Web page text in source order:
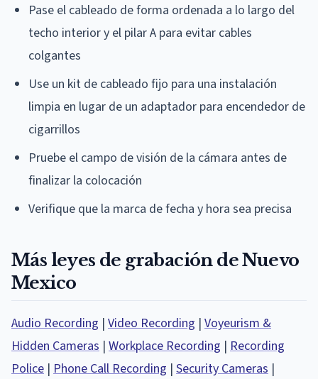
Pase el cableado de forma ordenada a lo largo del
techo interior y el pilar A para evitar cables
colgantes
Use un kit de cableado fijo para una instalación
limpia en lugar de un adaptador para encendedor de
cigarrillos
Pruebe el campo de visión de la cámara antes de
finalizar la colocación
Verifique que la marca de fecha y hora sea precisa
Más leyes de grabación de Nuevo
Mexico
Audio Recording | Video Recording | Voyeurism &
Hidden Cameras | Workplace Recording | Recording
Police | Phone Call Recording | Security Cameras |